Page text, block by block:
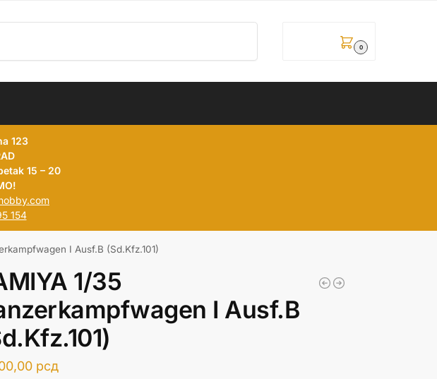
0
123
15 – 20
154
I Ausf.B (Sd.Kfz.101)
1/35
I Ausf.B
рсд